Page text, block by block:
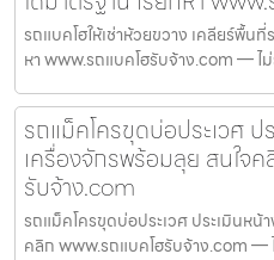
รถแบคโฮให้เช่าห้วยขวาง เคลียร์พื้น
หา www.รถแบคโฮรับจ้าง.com — ไ
รถแม็คโครขุดบ่อประเวศ ป
เครื่องจักรพร้อมลุย สนใจ
รับจ้าง.com
รถแม็คโครขุดบ่อประเวศ ประเมินหน้
คลิก www.รถแบคโฮรับจ้าง.com —